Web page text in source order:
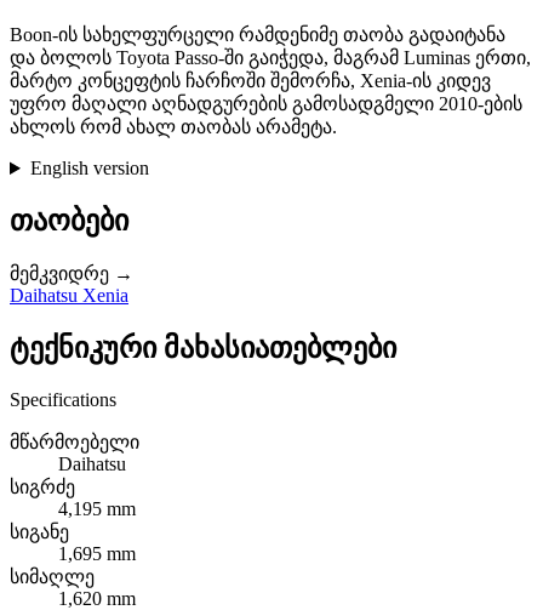
Boon-ის სახელფურცელი რამდენიმე თაობა გადაიტანა
და ბოლოს Toyota Passo-ში გაიჭედა, მაგრამ Luminas ერთი,
მარტო კონცეფტის ჩარჩოში შემორჩა, Xenia-ის კიდევ
უფრო მაღალი აღნადგურების გამოსადგმელი 2010-ების
ახლოს რომ ახალ თაობას არამეტა.
English version
თაობები
მემკვიდრე →
Daihatsu Xenia
ტექნიკური მახასიათებლები
Specifications
მწარმოებელი
Daihatsu
სიგრძე
4,195 mm
სიგანე
1,695 mm
სიმაღლე
1,620 mm